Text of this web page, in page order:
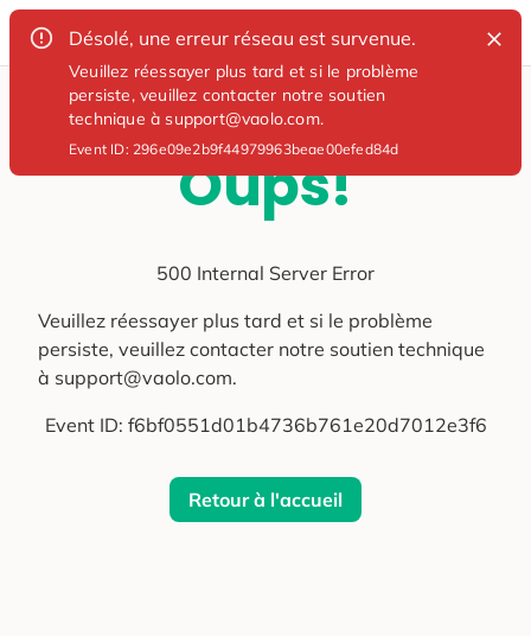
Désolé, une erreur réseau est survenue.
Veuillez réessayer plus tard et si le problème
persiste, veuillez contacter notre soutien
technique à support@vaolo.com.
Event ID: 296e09e2b9f44979963beae00efed84d
Oups!
500 Internal Server Error
Veuillez réessayer plus tard et si le problème
persiste, veuillez contacter notre soutien technique
à support@vaolo.com.
Event ID: f6bf0551d01b4736b761e20d7012e3f6
Retour à l'accueil